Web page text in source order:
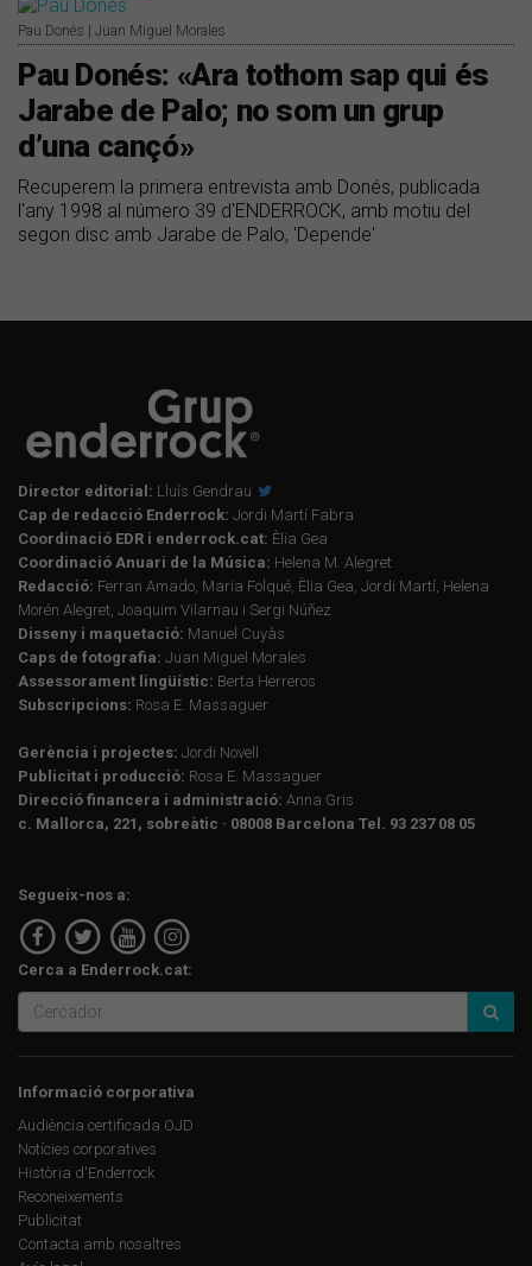
Pau Donés | Juan Miguel Morales
Pau Donés: «Ara tothom sap qui és
Jarabe de Palo; no som un grup
d’una cançó»
Recuperem la primera entrevista amb Donés, publicada
l'any 1998 al número 39 d'ENDERROCK, amb motiu del
segon disc amb Jarabe de Palo, 'Depende'
Director editorial: Lluís Gendrau
Cap de redacció Enderrock: Jordi Martí Fabra
Coordinació EDR i enderrock.cat: Èlia Gea
Coordinació Anuari de la Música: Helena M. Alegret
Redacció: Ferran Amado, Maria Folqué, Èlia Gea, Jordi Martí, Helena
Morén Alegret, Joaquim Vilarnau i Sergi Núñez
Disseny i maquetació: Manuel Cuyàs
Caps de fotografia: Juan Miguel Morales
Assessorament lingüístic: Berta Herreros
Subscripcions: Rosa E. Massaguer
Gerència i projectes: Jordi Novell
Publicitat i producció: Rosa E. Massaguer
Direcció financera i administració: Anna Gris
c. Mallorca, 221, sobreàtic · 08008 Barcelona Tel. 93 237 08 05
Segueix-nos a:
Cerca a Enderrock.cat:
Informació corporativa
Audiència certificada OJD
Notícies corporatives
Història d'Enderrock
Reconeixements
Publicitat
Contacta amb nosaltres